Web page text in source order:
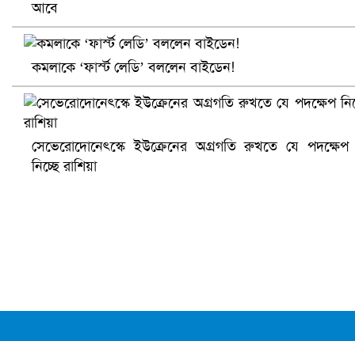
আ.লীগ ও জাপার ৯ নেতা কারাগারে
আবে
কমলাকে ‘ফার্স্ট লেডি’ বললেন বাইডেন!
সেভেরোদোনেৎস্কে ইউক্রেনের অগ্রগতি রুখতে যে পদক্ষেপ
নিচ্ছে রাশিয়া